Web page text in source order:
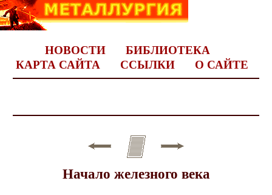
НОВОСТИ
БИБЛИОТЕКА
КАРТА САЙТА
ССЫЛКИ О САЙТЕ
Начало железного века